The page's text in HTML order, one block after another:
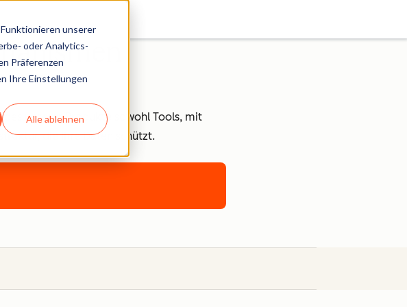
unserer
oder Analytics-
Präferenzen
Ihre Einstellungen
Alle ablehnen
unserer Produkte sowohl Tools, mit
die Ihre Daten schützt.